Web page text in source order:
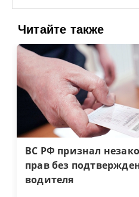
Читайте также
ВС РФ признал
прав без
водителя